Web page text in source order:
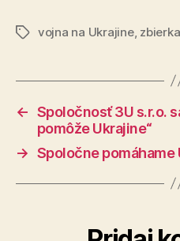
Značkyvojna na Ukrajine, zbierka
← Spoločnosť 3U s.r.o.
pomôže Ukrajine“
→ Spoločne pomáhame